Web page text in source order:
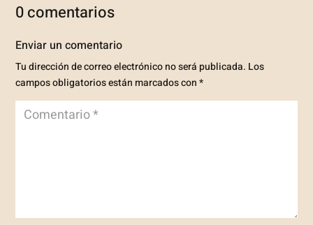
0 comentarios
Enviar un comentario
Tu dirección de correo electrónico no será publicada. Los
campos obligatorios están marcados con*